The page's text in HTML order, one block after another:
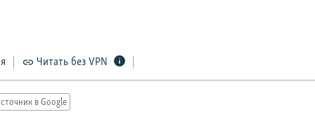
Читать без VPN
в Google